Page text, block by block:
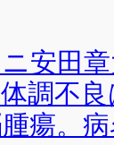
安田
調不
瘍。病